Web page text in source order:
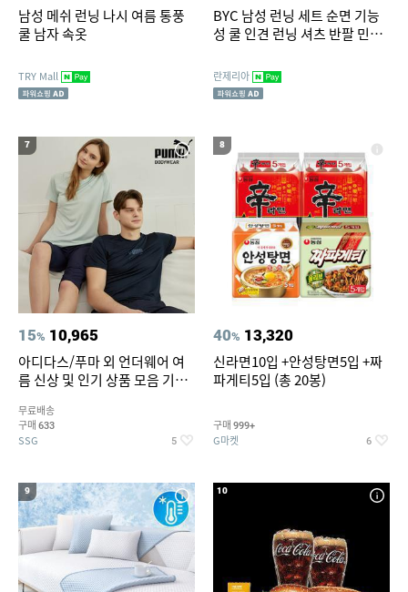
남성 메쉬 런닝 나시 여름 통풍
쿨 남자 속옷
TRY Mall
BYC 남성 런닝 세트 순면 기능
성 쿨 인견 런닝 셔츠 반팔 민소
란제리아
7
15% 10,965
아디다스/푸마 외 언더웨어 여
름 신상 및 인기 상품 모음 기획
무료배송
구매 633
SSG 5
8
40% 13,320
신라면10입 +안성탕면5입 +짜
파게티5입 (총 20봉)
구매 999+
G마켓 6
9 10